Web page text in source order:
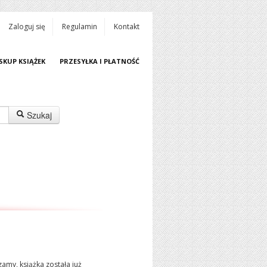
Zaloguj się Regulamin Kontakt
KSIĄŻEK PRZESYŁKA I PŁATNOŚĆ
Szukaj
książka została już